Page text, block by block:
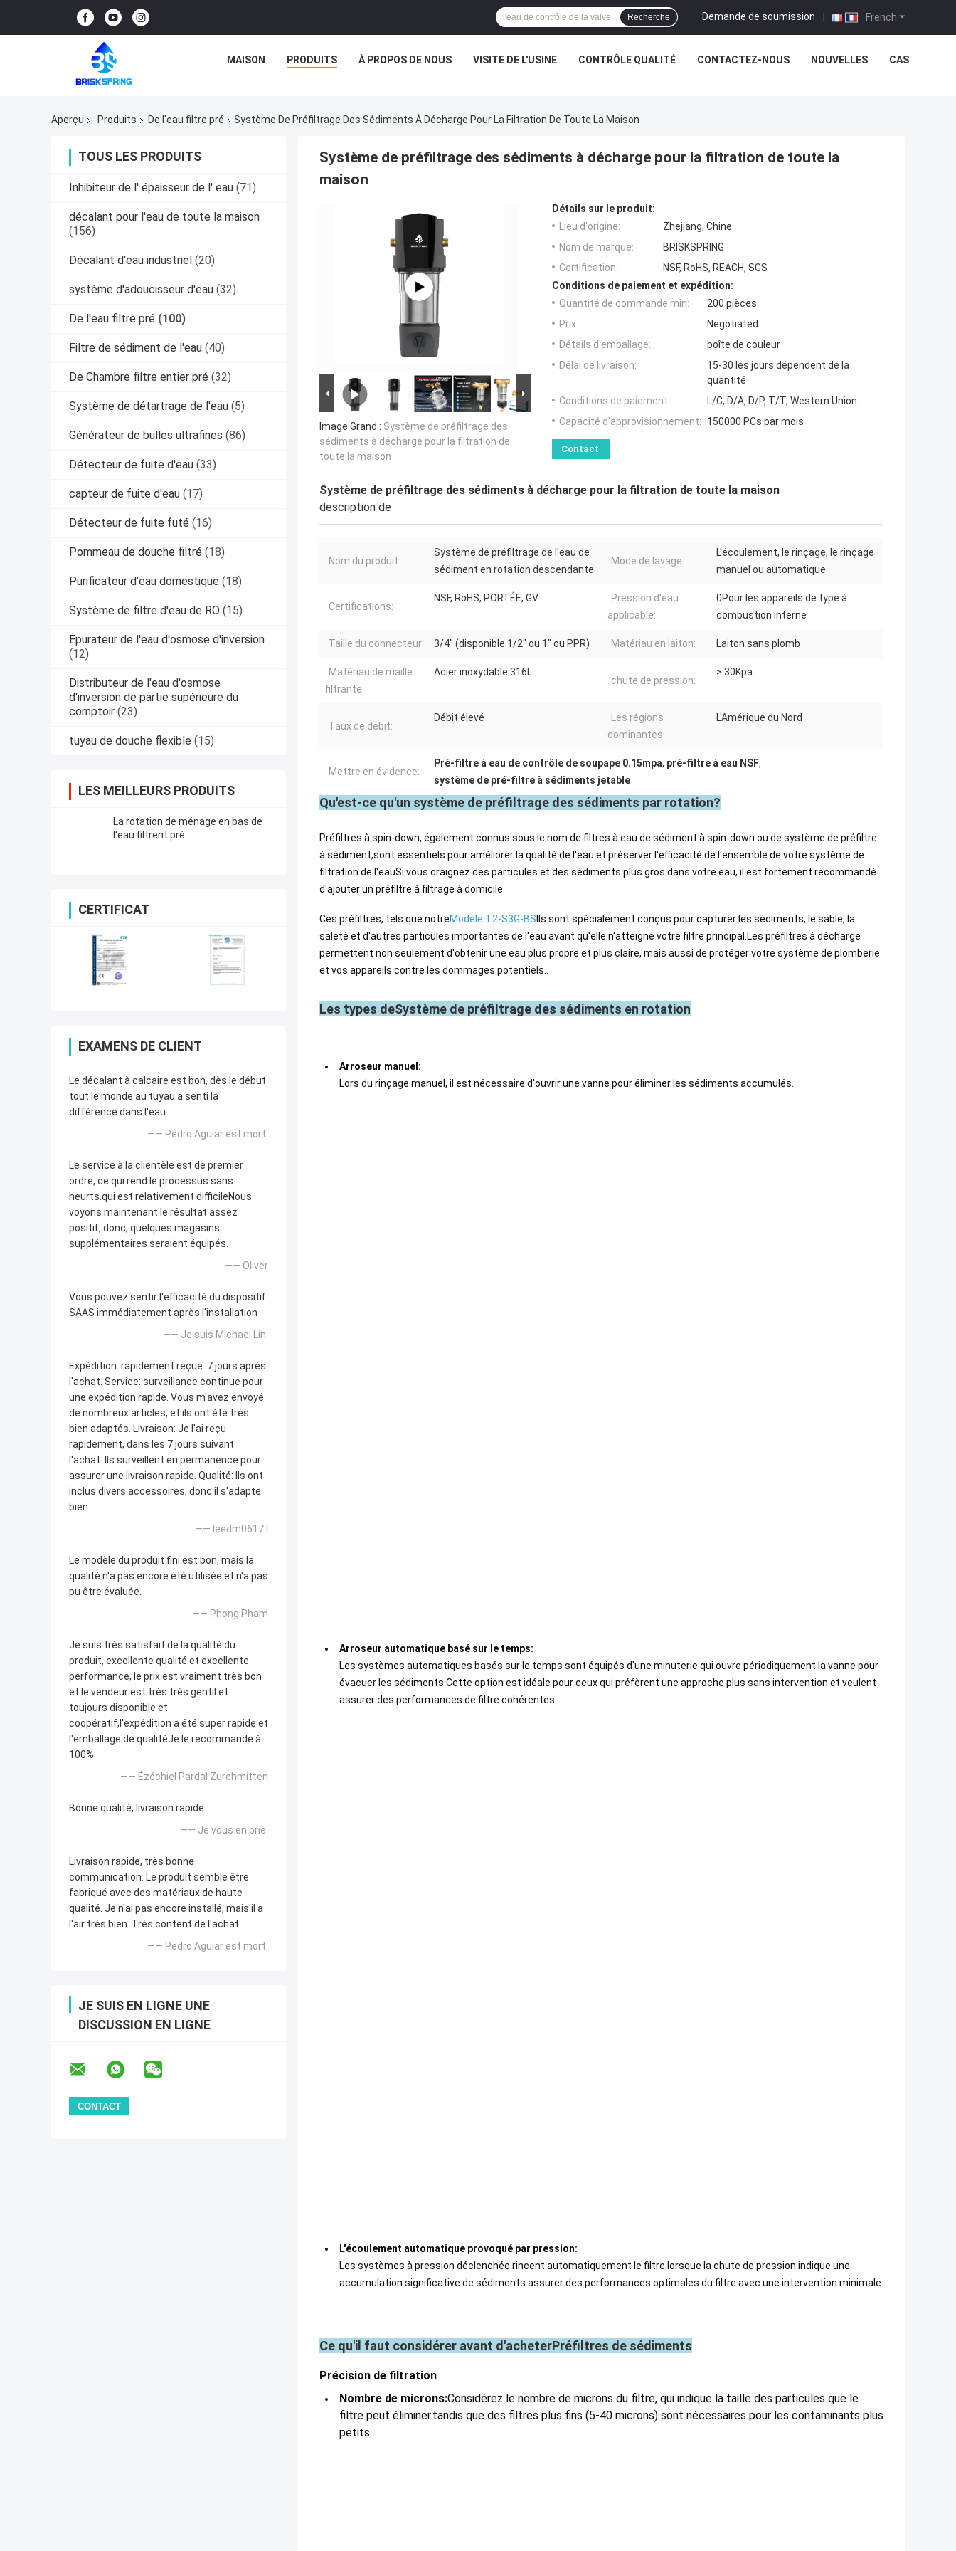
French
Demande de soumission |
Recherche
MAISON PRODUITS À PROPOS DE NOUS VISITE DE L'USINE CONTRÔLE QUALITÉ CONTACTEZ-NOUS NOUVELLES CAS
Aperçu Produits De l'eau filtre pré Système De Préfiltrage Des Sédiments À Décharge Pour La Filtration De Toute La Maison
TOUS LES PRODUITS
Inhibiteur de l' épaisseur de l' eau (71)
décalant pour l'eau de toute la maison
(156)
Décalant d'eau industriel (20)
système d'adoucisseur d'eau (32)
De l'eau filtre pré (100)
Filtre de sédiment de l'eau (40)
De Chambre filtre entier pré (32)
Système de détartrage de l'eau (5)
Générateur de bulles ultrafines (86)
Détecteur de fuite d'eau (33)
capteur de fuite d'eau (17)
Détecteur de fuite futé (16)
Pommeau de douche filtré (18)
Purificateur d'eau domestique (18)
Système de filtre d'eau de RO (15)
Épurateur de l'eau d'osmose d'inversion
(12)
Distributeur de l'eau d'osmose
d'inversion de partie supérieure du
comptoir (23)
tuyau de douche flexible (15)
LES MEILLEURS PRODUITS
La rotation de ménage en bas de
l'eau filtrent pré
CERTIFICAT
EXAMENS DE CLIENT
Le décalant à calcaire est bon, dès le début
tout le monde au tuyau a senti la
différence dans l'eau.
—— Pedro Aguiar est mort.
Le service à la clientèle est de premier
ordre, ce qui rend le processus sans
heurts.qui est relativement difficileNous
voyons maintenant le résultat assez
positif, donc, quelques magasins
supplémentaires seraient équipés.
—— Oliver
Vous pouvez sentir l'efficacité du dispositif
SAAS immédiatement après l'installation
—— Je suis Michael Lin.
Expédition: rapidement reçue. 7 jours après
l'achat. Service: surveillance continue pour
une expédition rapide. Vous m'avez envoyé
de nombreux articles, et ils ont été très
bien adaptés. Livraison: Je l'ai reçu
rapidement, dans les 7 jours suivant
l'achat. Ils surveillent en permanence pour
assurer une livraison rapide. Qualité: Ils ont
inclus divers accessoires, donc il s'adapte
bien
—— leedm0617 l
Le modèle du produit fini est bon, mais la
qualité n'a pas encore été utilisée et n'a pas
pu être évaluée.
—— Phong Pham
Je suis très satisfait de la qualité du
produit, excellente qualité et excellente
performance, le prix est vraiment très bon
et le vendeur est très très gentil et
toujours disponible et
coopératif,l'expédition a été super rapide et
l'emballage de qualitéJe le recommande à
100%.
—— Ézéchiel Pardal Zurchmitten
Bonne qualité, livraison rapide.
—— Je vous en prie.
Livraison rapide, très bonne
communication. Le produit semble être
fabriqué avec des matériaux de haute
qualité. Je n'ai pas encore installé, mais il a
l'air très bien. Très content de l'achat.
—— Pedro Aguiar est mort.
JE SUIS EN LIGNE UNE
DISCUSSION EN LIGNE
Système de préfiltrage des sédiments à décharge pour la filtration de toute la
maison
Image Grand : Système de préfiltrage des
sédiments à décharge pour la filtration de
toute la maison
Détails sur le produit:
Lieu d'origine:
Zhejiang, Chine
Nom de marque:
BRISKSPRING
Certification:
NSF, RoHS, REACH, SGS
Conditions de paiement et expédition:
Quantité de commande min:
200 pièces
Prix:
Negotiated
Détails d'emballage:
boîte de couleur
Délai de livraison:
15-30 les jours dépendent de la
quantité
Conditions de paiement:
L/C, D/A, D/P, T/T, Western Union
Capacité d'approvisionnement:
150000 PCs par mois
Contact
Système de préfiltrage des sédiments à décharge pour la filtration de toute la maison
description de
Nom du produit:
Système de préfiltrage de l'eau de
sédiment en rotation descendante
Mode de lavage:
L'écoulement, le rinçage, le rinçage
manuel ou automatique
Certifications:
NSF, RoHS, PORTÉE, GV
Pression d'eau
applicable:
0Pour les appareils de type à
combustion interne
Taille du connecteur: 3/4" (disponible 1/2" ou 1" ou PPR) Matériau en laiton: Laiton sans plomb
Matériau de maille
filtrante:
Acier inoxydable 316L
chute de pression:
> 30Kpa
Taux de débit:
Débit élevé
Les régions
dominantes:
L'Amérique du Nord
Mettre en évidence:
Pré-filtre à eau de contrôle de soupape 0.15mpa, pré-filtre à eau NSF,
système de pré-filtre à sédiments jetable
Qu'est-ce qu'un système de préfiltrage des sédiments par rotation?
Préfiltres à spin-down, également connus sous le nom de filtres à eau de sédiment à spin-down ou de système de préfiltre
à sédiment,sont essentiels pour améliorer la qualité de l'eau et préserver l'efficacité de l'ensemble de votre système de
filtration de l'eauSi vous craignez des particules et des sédiments plus gros dans votre eau, il est fortement recommandé
d'ajouter un préfiltre à filtrage à domicile.
Ces préfiltres, tels que notreModèle T2-S3G-BS Ils sont spécialement conçus pour capturer les sédiments, le sable, la
saleté et d'autres particules importantes de l'eau avant qu'elle n'atteigne votre filtre principal.Les préfiltres à décharge
permettent non seulement d'obtenir une eau plus propre et plus claire, mais aussi de protéger votre système de plomberie
et vos appareils contre les dommages potentiels..
Les types deSystème de préfiltrage des sédiments en rotation
Arroseur manuel:
Lors du rinçage manuel, il est nécessaire d'ouvrir une vanne pour éliminer les sédiments accumulés.
Arroseur automatique basé sur le temps:
Les systèmes automatiques basés sur le temps sont équipés d'une minuterie qui ouvre périodiquement la vanne pour
évacuer les sédiments.Cette option est idéale pour ceux qui préfèrent une approche plus sans intervention et veulent
assurer des performances de filtre cohérentes.
L'écoulement automatique provoqué par pression:
Les systèmes à pression déclenchée rincent automatiquement le filtre lorsque la chute de pression indique une
accumulation significative de sédiments.assurer des performances optimales du filtre avec une intervention minimale.
Ce qu'il faut considérer avant d'acheterPréfiltres de sédiments
Précision de filtration
Nombre de microns:Considérez le nombre de microns du filtre, qui indique la taille des particules que le
filtre peut éliminer.tandis que des filtres plus fins (5-40 microns) sont nécessaires pour les contaminants plus
petits.